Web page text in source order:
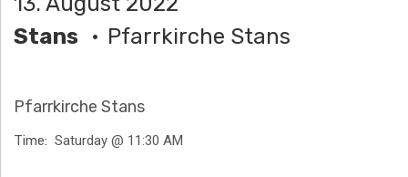
O
Ä
N
Stans
Pfarrkirche Stans
Pfarrkirche Stans
Time Saturday @ 11:30 AM